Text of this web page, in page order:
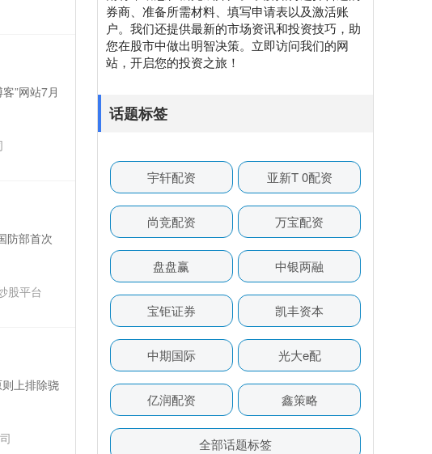
”网站7月
防部首次
股平台
上排除骁
券商、准备所需材料、填写申请表以及激活账
户。我们还提供最新的市场资讯和投资技巧，助
您在股市中做出明智决策。立即访问我们的网
站，开启您的投资之旅！
话题标签
宇轩配资 亚新T 0配资
尚竞配资 万宝配资
盘盘赢 中银两融
宝钜证券 凯丰资本
中期国际 光大e配
亿润配资 鑫策略
全部话题标签